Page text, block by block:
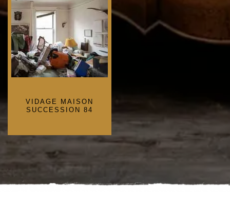
VIDAGE MAISON
SUCCESSION 84